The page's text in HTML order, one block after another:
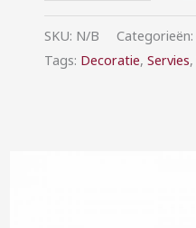
SKU: N/B Categorieën:
Tags: Decoratie, Servies,